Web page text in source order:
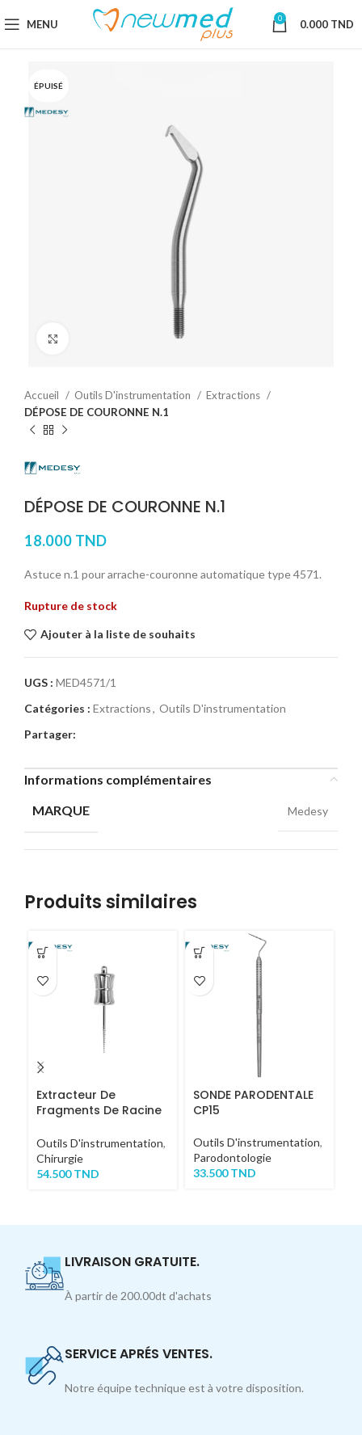
MENU 0 0.000 TND
ÉPUISÉ
Accueil Outils D'instrumentation
Extractions
DÉPOSE DE COURONNE N.1
DÉPOSE DE COURONNE N.1
18.000 TND
Astuce n.1 pour arrache-couronne automatique type 4571.
Rupture de stock
Ajouter à la liste de souhaits
UGS : MED4571/1
Catégories : Extractions, Outils D'instrumentation
Partager:
Informations complémentaires
MARQUE
Medesy
Produits similaires
Extracteur De
Fragments De Racine
Outils D'instrumentation,
Chirurgie
54.500TND
SONDE PARODENTALE
CP15
Outils D'instrumentation,
Parodontologie
33.500TND
LIVRAISON GRATUITE.
À partir de 200.00dt d'achats
SERVICE APRÉS VENTES.
Notre équipe technique est à votre disposition.